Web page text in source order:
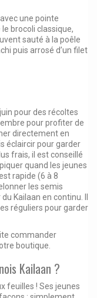
une pointe
brocoli classique,
sauté à la poêle
puis arrosé d’un filet
pour des récoltes
pour profiter de
directement en
éclaircir pour garder
frais, il est conseillé
quand les jeunes
rapide (6 à 8
les semis
Kailaan en continu. Il
réguliers pour garder
commander
boutique.
Kailaan ?
feuilles ! Ses jeunes